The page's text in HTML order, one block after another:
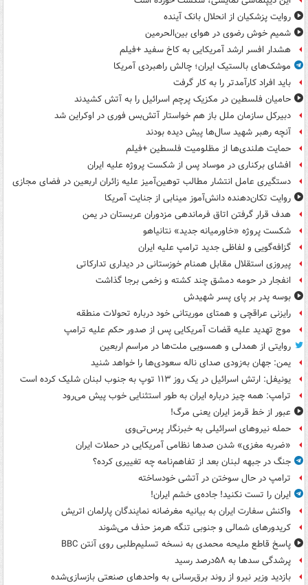
روایت پزشکیان از انحلال بانک آینده
شمیم خوش رضوی در هوای بین‌الحرمین
هشدار افسر ارشد آمریکایی به کاخ سفید +فیلم
موشک‌های بالستیک ایران؛ چالش راهبردی آمریکا
باید افراد کارآمدتر را به کار گرفت
حامیان فلسطین در مکزیک پرچم اسرائیل را به آتش کشیدند
دبیرکل سازمان ملل باز هم خواستار آتش‌بس فوری در اوکراین شد
آنچه رهبر شهید سال‌ها پیش دیده بودند
حمایت هلندی‌ها از مظلومیت فلسطین +فیلم
افشای برکناری در موساد پس از شکست پروژه علیه ایران
دستگیری عامل انتشار مطالب توهین‌آمیز علیه زائران اربعین در فضای مجازی
روایت تکان‌دهنده دانش‌آموز مینابی از جنایت آمریکا
هدف قرار گرفتن اتاق‌ فرماندهی مزدوران عربستان در یمن
شکست پروژه «خاورمیانه جدید» نتانیاهو
گزافه‌گویی و لفاظی جدید ترامپ علیه ایران
پیروزی استقلال مقابل همنام خوزستانی در دیداری تدارکاتی
انفجار در حومه دمشق چند کشته و زخمی برجا گذاشت
بوسه‌ پدر بر پای پسر شهیدش
رایزنی عراقچی و همتای موریتانی خود درباره تحولات منطقه
موج تهدید علیه قضات آمریکایی پس از صدور حکم علیه ترامپ
روایتی از همدلی و همسویی ملت‌ها در مراسم اربعین
یمن: جهان به‌زودی صدای ناله سعودی‌ها را خواهد شنید
یونیفل: ارتش اسرائیل در یک روز ۱۱۳ توپ به جنوب لبنان شلیک کرده است
ترامپ: همه چیز درباره ایران به طور استثنایی خوب پیش می‌رود
عبور از خط قرمز ایران یعنی مرگ!
حمله نیروهای اسرائیلی به خبرنگار پرس‌تی‌وی
«ضربه مغزی» شدن صدها نظامی آمریکایی در حملات ایران
جنگ در جبهه لبنان بعد از تفاهم‌نامه چه تغییری کرده؟
ترامپ در حال سوختن در آتشی خودساخته
ایران را تست نکنید! جاده‌ی خشم ایران!
واکنش سفارت ایران به بیانیه مغرضانه نمایندگان پارلمان اتریش
کریدورهای شمالی و جنوبی تنگه هرمز حذف می‌شوند
پاسخ قاطع ملیحه محمدی به نسخه تسلیم‌طلبی روی آنتن BBC
پرشدگی سدها به ۵۸درصد رسید
بازدید وزیر نیرو از روند برق‌رسانی به واحدهای صنعتی بازسازی‌شده